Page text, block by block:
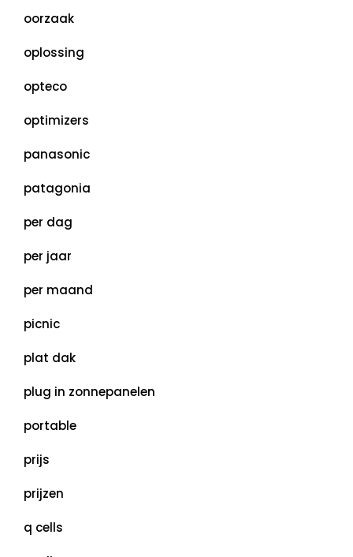
oorzaak
oplossing
opteco
optimizers
panasonic
patagonia
per dag
per jaar
per maand
picnic
plat dak
plug in zonnepanelen
portable
prijs
prijzen
q cells